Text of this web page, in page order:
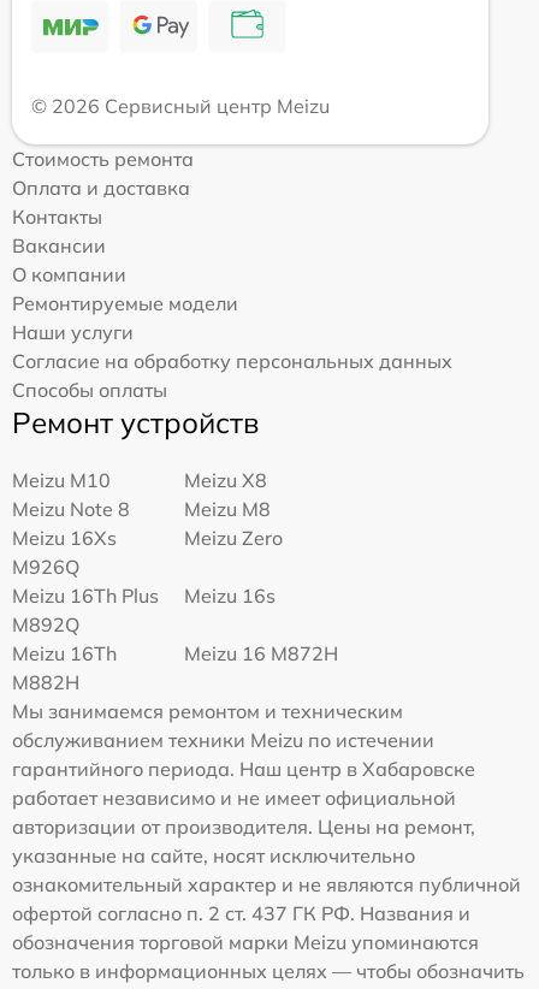
© 2026 Сервисный центр Meizu
Стоимость ремонта
Оплата и доставка
Контакты
Вакансии
О компании
Ремонтируемые модели
Наши услуги
Согласие на обработку персональных данных
Способы оплаты
Ремонт устройств
Meizu M10
Meizu X8
Meizu Note 8
Meizu M8
Meizu 16Xs
M926Q
Meizu Zero
Meizu 16Th Plus
M892Q
Meizu 16s
Meizu 16Th
M882H
Meizu 16 M872H
Мы занимаемся ремонтом и техническим
обслуживанием техники Meizu по истечении
гарантийного периода. Наш центр в Хабаровске
работает независимо и не имеет официальной
авторизации от производителя. Цены на ремонт,
указанные на сайте, носят исключительно
ознакомительный характер и не являются публичной
офертой согласно п. 2 ст. 437 ГК РФ. Названия и
обозначения торговой марки Meizu упоминаются
только в информационных целях — чтобы обозначить